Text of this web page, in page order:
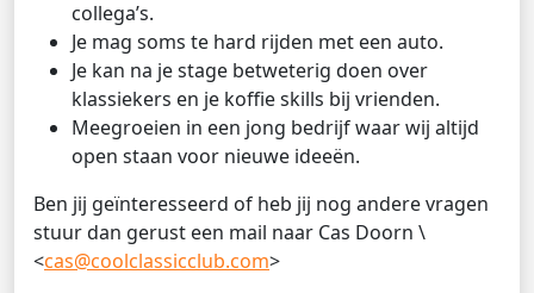
collega’s.
Je mag soms te hard rijden met een auto.
Je kan na je stage betweterig doen over
klassiekers en je koffie skills bij vrienden.
Meegroeien in een jong bedrijf waar wij altijd
open staan voor nieuwe ideeën.
Ben jij geïnteresseerd of heb jij nog andere vragen
stuur dan gerust een mail naar Cas Doorn \
<cas@coolclassicclub.com>